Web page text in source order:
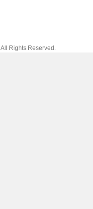
All Rights Reserved.